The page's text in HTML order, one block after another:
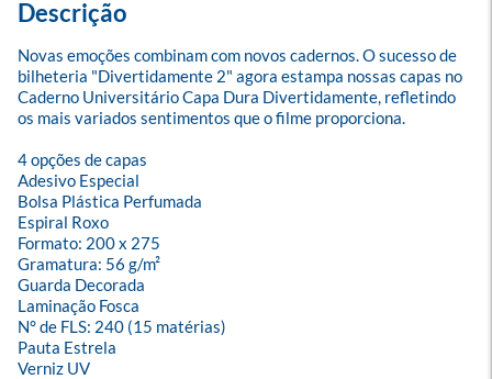
Descrição
Novas emoções combinam com novos cadernos. O sucesso de
bilheteria "Divertidamente 2" agora estampa nossas capas no
Caderno Universitário Capa Dura Divertidamente, refletindo
os mais variados sentimentos que o filme proporciona.
4 opções de capas
Adesivo Especial
Bolsa Plástica Perfumada
Espiral Roxo
Formato: 200 x 275
Gramatura: 56 g/m²
Guarda Decorada
Laminação Fosca
N° de FLS: 240 (15 matérias)
Pauta Estrela
Verniz UV